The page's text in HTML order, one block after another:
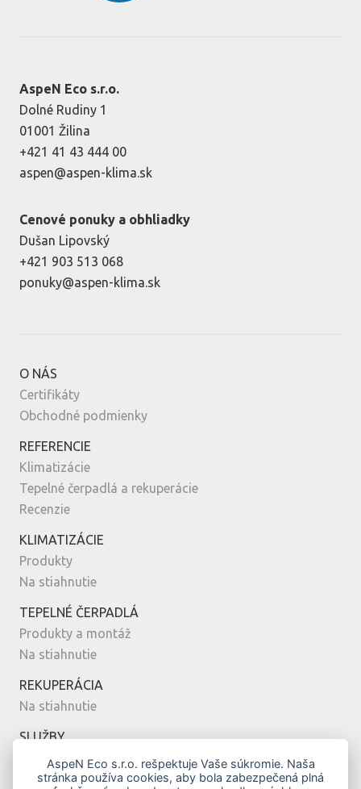
AspeN Eco s.r.o.
Dolné Rudiny 1
01001 Žilina
+421 41 43 444 00
aspen@aspen-klima.sk
Cenové ponuky a obhliadky
Dušan Lipovský
+421 903 513 068
ponuky@aspen-klima.sk
O NÁS
Certifikáty
Obchodné podmienky
REFERENCIE
Klimatizácie
Tepelné čerpadlá a rekuperácie
Recenzie
KLIMATIZÁCIE
Produkty
Na stiahnutie
TEPELNÉ ČERPADLÁ
Produkty a montáž
Na stiahnutie
REKUPERÁCIA
Na stiahnutie
SLUŽBY
Montáž
Servis
AspeN Eco s.r.o. rešpektuje Vaše súkromie. Naša
stránka používa cookies, aby bola zabezpečená plná